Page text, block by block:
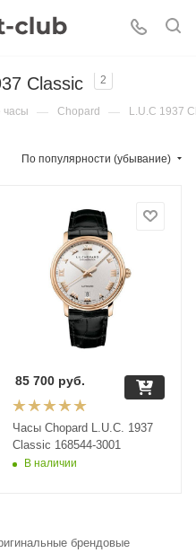
Classic 2
часы — Chopard — L.U.C 1937
По популярности (убывание)
Часы Chopard L.U.C. 1937
Classic 168544-3001
В наличии
85 700руб.
брендовые